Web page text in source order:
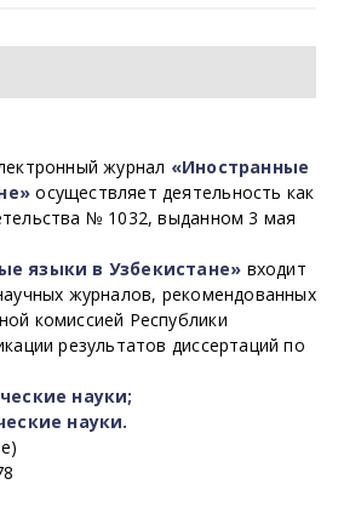
журнал «Иностранные
осуществляет деятельность как
№ 1032, выданном 3 мая
языки в Узбекистане» входит
журналов, рекомендованных
комиссией Республики
результатов диссертаций по
науки;
науки.